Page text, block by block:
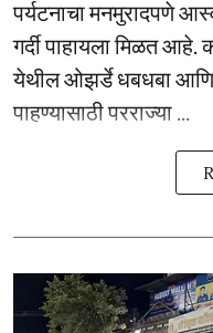
पर्यटनाचा मनमुरादपणे
गर्दी पाहायला मिळत
येथील ओझर्डे धबधबा
पाहण्यासाठी परराज्या ...